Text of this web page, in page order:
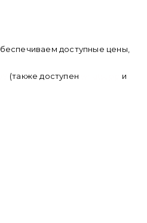
доступные цены,
(также доступен
и